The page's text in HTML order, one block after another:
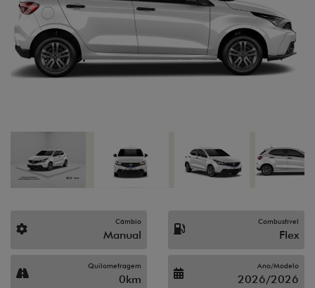
Previous Next
Câmbio
Manual
Combustível
Flex
Quilometragem
0km
Ano/Modelo
2026/2026